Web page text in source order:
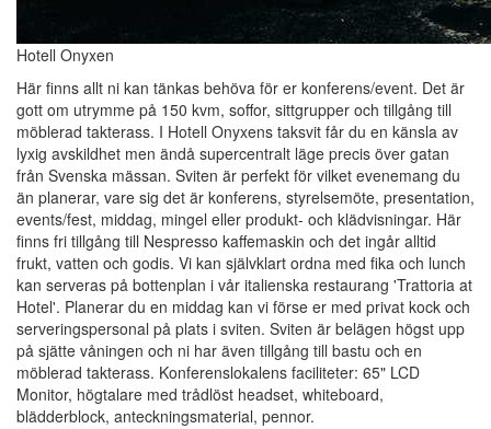
Hotell Onyxen
Här finns allt ni kan tänkas behöva för er konferens/event. Det är
gott om utrymme på 150 kvm, soffor, sittgrupper och tillgång till
möblerad takterass. I Hotell Onyxens taksvit får du en känsla av
lyxig avskildhet men ändå supercentralt läge precis över gatan
från Svenska mässan. Sviten är perfekt för vilket evenemang du
än planerar, vare sig det är konferens, styrelsemöte, presentation,
events/fest, middag, mingel eller produkt- och klädvisningar. Här
finns fri tillgång till Nespresso kaffemaskin och det ingår alltid
frukt, vatten och godis. Vi kan självklart ordna med fika och lunch
kan serveras på bottenplan i vår italienska restaurang 'Trattoria at
Hotel'. Planerar du en middag kan vi förse er med privat kock och
serveringspersonal på plats i sviten. Sviten är belägen högst upp
på sjätte våningen och ni har även tillgång till bastu och en
möblerad takterass. Konferenslokalens faciliteter: 65" LCD
Monitor, högtalare med trådlöst headset, whiteboard,
blädderblock, anteckningsmaterial, pennor.